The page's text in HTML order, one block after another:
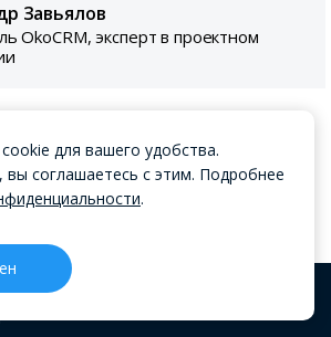
Завьялов
OkoCRM, эксперт в проектном
плане может не быть точных
заданий, лишь этапы и
собирается разрабатывать
описывает этапы работы,
для вашего удобства.
вы соглашаетесь с этим. Подробнее
.